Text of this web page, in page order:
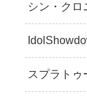
シン・クロ
スプラトゥ